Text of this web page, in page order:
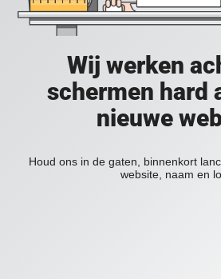
Wij werken
schermen hard
nieuwe
Houd ons in de gaten, binnenkort
website, naam en